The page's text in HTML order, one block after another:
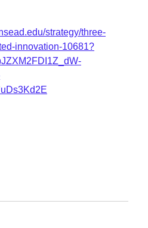
strategy/three-
innovation-10681?